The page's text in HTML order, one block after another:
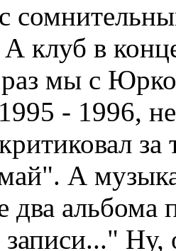
с
клуб в
мы с
- 1996,
А
два альбома
записи..."